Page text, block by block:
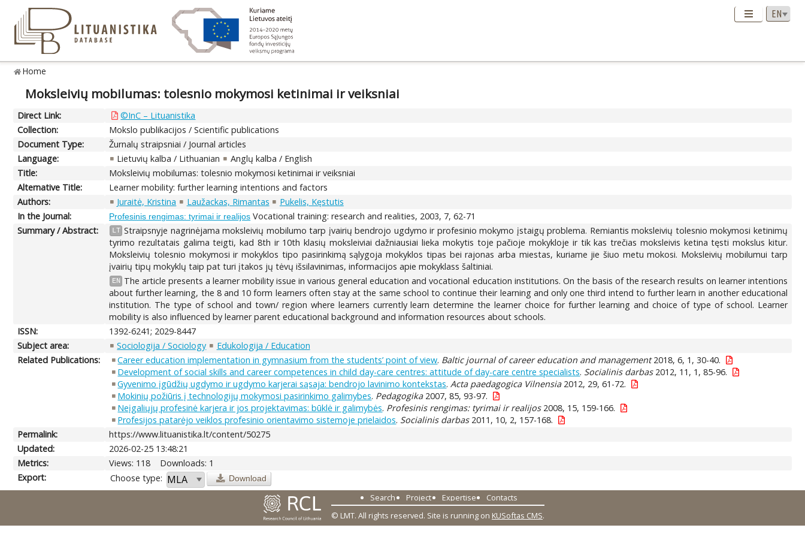
Home
Moksleivių mobilumas: tolesnio mokymosi ketinimai ir veiksniai
Direct Link:
©InC – Lituanistika
Collection:
Mokslo publikacijos / Scientific publications
Document Type:
Žurnalų straipsniai / Journal articles
Language:
Lietuvių kalba / Lithuanian
Anglų kalba / English
Title:
Moksleivių mobilumas: tolesnio mokymosi ketinimai ir veiksniai
Alternative Title:
Learner mobility: further learning intentions and factors
Authors:
Juraitė, Kristina Laužackas, Rimantas
Pukelis, Kęstutis
In the Journal:
Profesinis rengimas: tyrimai ir realijos Vocational training: research and realities, 2003, 7, 62-71
Summary / Abstract:
LT Straipsnyje nagrinėjama moksleivių mobilumo tarp įvairių bendrojo ugdymo ir profesinio mokymo įstaigų problema. Remiantis moksleivių tolesnio mokymosi ketinimų
tyrimo rezultatais galima teigti, kad 8th ir 10th klasių moksleiviai dažniausiai lieka mokytis toje pačioje mokykloje ir tik kas trečias moksleivis ketina tęsti mokslus kitur.
Moksleivių tolesnio mokymosi ir mokyklos tipo pasirinkimą sąlygoja mokyklos tipas bei rajonas arba miestas, kuriame jie šiuo metu mokosi. Moksleivių mobilumui tarp
įvairių tipų mokyklų taip pat turi įtakos jų tėvų išsilavinimas, informacijos apie mokyklass šaltiniai.
EN
The article presents a learner mobility issue in various general education and vocational education institutions. On the basis of the research results on learner intentions
about further learning, the 8 and 10 form learners often stay at the same school to continue their learning and only one third intend to further learn in another educational
institution. The type of school and town/ region where learners currently learn determine the learner choice for further learning and choice of type of school. Learner
mobility is also influenced by learner parent educational background and information resources about schools.
ISSN:
1392-6241; 2029-8447
Subject area:
Sociologija / Sociology
Edukologija / Education
Related Publications:
Career education implementation in gymnasium from the students’ point of view. Baltic journal of career education and management2018, 6, 1, 30-40.
Development of social skills and career competences in child day-care centres: attitude of day-care centre specialists. Socialinis darbas2012, 11, 1, 85-96.
Gyvenimo įgūdžių ugdymo ir ugdymo karjerai sąsaja: bendrojo lavinimo kontekstas. Acta paedagogica Vilnensia2012, 29, 61-72.
Mokinių požiūris į technologijų mokymosi pasirinkimo galimybes. Pedagogika2007, 85, 93-97.
Neįgaliųjų profesinė karjera ir jos projektavimas: būklė ir galimybės. Profesinis rengimas: tyrimai ir realijos2008, 15, 159-166.
Profesijos patarėjo veiklos profesinio orientavimo sistemoje prielaidos. Socialinis darbas2011, 10, 2, 157-168.
Permalink:
https://www.lituanistika.lt/content/50275
Updated:
2026-02-25 13:48:21
Metrics:
Views: 118
Downloads: 1
Export:
Choose type: Download
Search Project Expertise
Contacts
© LMT. All rights reserved. Site is running on KUSoftas CMS.